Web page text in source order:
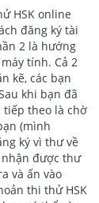
HSK online
đăng ký tài
2 là hướng
tính. Cả 2
kẽ, các bạn
khi bạn đã
tiếp theo là chờ
(mình
ký vì thư về
nhận được thư
và ấn vào
thi thử HSK